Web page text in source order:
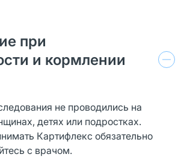
при
и кормлении
не проводились на
детях или подростках.
Картифлекс обязательно
с врачом.